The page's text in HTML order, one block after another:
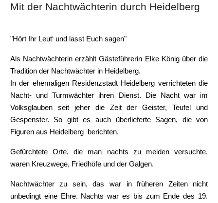
Mit der Nachtwächterin durch Heidelberg
"Hört Ihr Leut‘ und lasst Euch sagen"
Als Nachtwächterin erzählt Gästeführerin Elke König über die
Tradition der Nachtwächter in Heidelberg.
In der ehemaligen Residenzstadt Heidelberg verrichteten die
Nacht- und Turmwächter ihren Dienst. Die Nacht war im
Volksglauben seit jeher die Zeit der Geister, Teufel und
Gespenster. So gibt es auch überlieferte Sagen, die von
Figuren aus Heidelberg berichten.
Gefürchtete Orte, die man nachts zu meiden versuchte,
waren Kreuzwege, Friedhöfe und der Galgen.
Nachtwächter zu sein, das war in früheren Zeiten nicht
unbedingt eine Ehre. Nachts war es bis zum Ende des 19.